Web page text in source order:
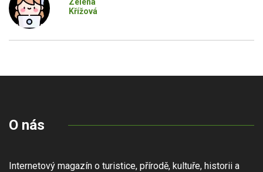
Křížová
O nás
Internetový magazín o turistice, přírodě, kultuře, historii a